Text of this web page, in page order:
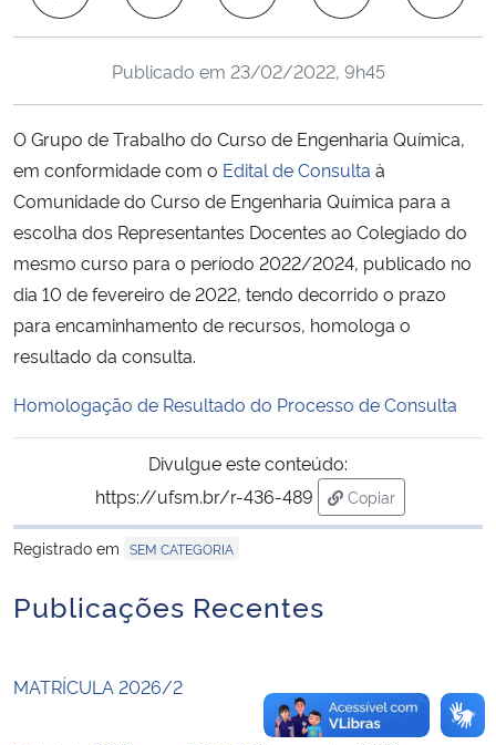
Ministério da Saúde
Ministério de Minas e Energia
Ministério da Ciência, Tecnologia, Inovações e Comunicações
Ministério do Meio Ambiente
Ministério do Turismo
Ministério do Desenvolvimento Regional
Secretaria-Geral
Secretaria de Governo
Gabinete de Segurança Institucional
Publicado em 23/02/2022, 9h45
O Grupo de Trabalho do Curso de Engenharia Química,
em conformidade com o Edital de Consulta à
Comunidade do Curso de Engenharia Química para a
escolha dos Representantes Docentes ao Colegiado do
mesmo curso para o período 2022/2024, publicado no
dia 10 de fevereiro de 2022, tendo decorrido o prazo
para encaminhamento de recursos, homologa o
resultado da consulta.
Homologação de Resultado do Processo de Consulta
Divulgue este conteúdo:
https://ufsm.br/r-436-489
Copiar
para área de
Registrado em SEM CATEGORIA
Publicações Recentes
MATRÍCULA 2026/2